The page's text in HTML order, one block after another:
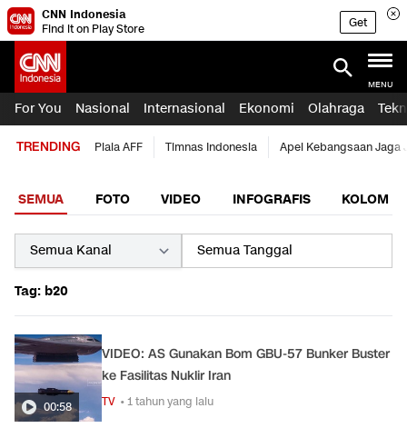
CNN Indonesia
Find it on Play Store
Get
MENU
For You Nasional Internasional Ekonomi Olahraga
TRENDING Piala AFF Timnas Indonesia Apel Kebangsaan Jaga
SEMUA FOTO VIDEO INFOGRAFIS KOLOM
Tag: b20
00:58
VIDEO: AS Gunakan Bom GBU-57 Bunker Buster
ke Fasilitas Nuklir Iran
TV • 1 tahun yang lalu